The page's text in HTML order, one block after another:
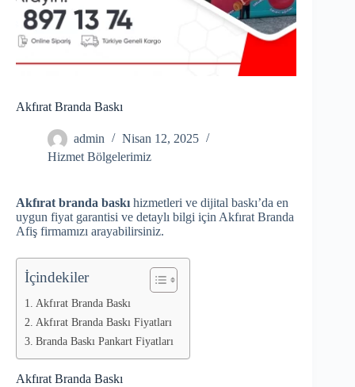
Akfırat Branda Baskı
admin
Nisan 12, 2025
Hizmet Bölgelerimiz
Akfırat branda baskı hizmetleri ve dijital baskı’da en
uygun fiyat garantisi ve detaylı bilgi için Akfırat Branda
Afiş firmamızı arayabilirsiniz.
İçindekiler
Akfırat Branda Baskı
Akfırat Branda Baskı Fiyatları
Branda Baskı Pankart Fiyatları
Akfırat Branda Baskı